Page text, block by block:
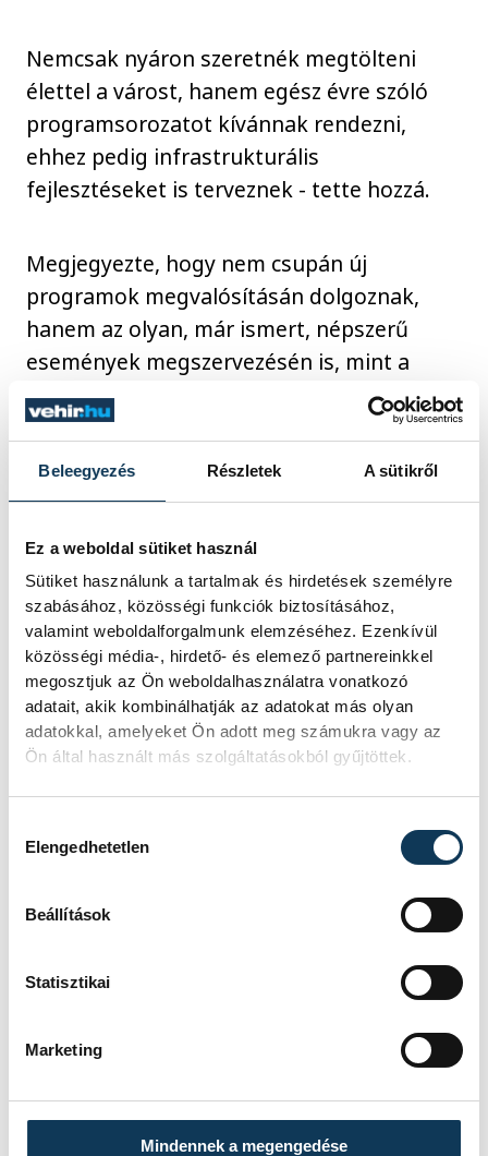
Beleegyezés Részletek A sütikről
Ez a weboldal sütiket használ
Sütiket használunk a tartalmak és hirdetések személyre
szabásához, közösségi funkciók biztosításához,
valamint weboldalforgalmunk elemzéséhez. Ezenkívül
közösségi média-, hirdető- és elemező partnereinkkel
megosztjuk az Ön weboldalhasználatra vonatkozó
adatait, akik kombinálhatják az adatokat más olyan
adatokkal, amelyeket Ön adott meg számukra vagy az
Ön által használt más szolgáltatásokból gyűjtöttek.
Elengedhetetlen
Beállítások
Statisztikai
Marketing
Mindennek a megengedése
Nemcsak nyáron szeretnék megtölteni
élettel a várost, hanem egész évre szóló
programsorozatot kívánnak rendezni,
ehhez pedig infrastrukturális
fejlesztéseket is terveznek - tette hozzá.
Megjegyezte, hogy nem csupán új
programok megvalósításán dolgoznak,
hanem az olyan, már ismert, népszerű
események megszervezésén is, mint a
Quasimodo-költőverseny vagy a Hamvas-
napok. Ezen kívül irodalmi szalon, kertmozi
és egy kiállítótér megvalósítása is szerepel
kultúra
Európa Kulturális Fővárosa
Balatonfüred
Balatonalmádi
Filmpiknik
SZERZŐ